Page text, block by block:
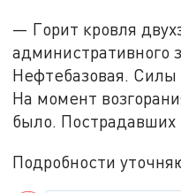
— Горит кровля
административного
Нефтебазовая.
На момент
было. Пострадавших
Подробности